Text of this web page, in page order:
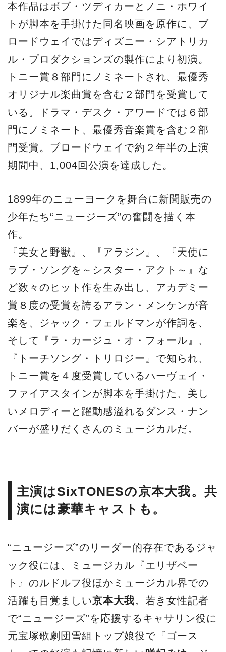
本作品はボブ・ツディカーとノニ・ホワイ
トが脚本を手掛けた同名映画を原作に、ブ
ロードウェイではディズニー・シアトリカ
ル・プロダクションズの製作により初演。
トニー賞８部門にノミネートされ、最優秀
オリジナル楽曲賞を含む２部門を受賞して
いる。ドラマ・デスク・アワードでは６部
門にノミネート、最優秀音楽賞を含む２部
門受賞。ブロードウェイで約２年半の上演
期間中、1,004回公演を達成した。
1899年のニューヨークを舞台に新聞販売の
少年たち“ニュージーズ”の奮闘を描く本
作。
『美女と野獣』、『アラジン』、『天使に
ラブ・ソングを～シスター・アクト～』な
ど数々のヒット作を生み出し、アカデミー
賞８度の受賞を誇るアラン・メンケンが音
楽を、ジャック・フェルドマンが作詞を、
そして『ラ・カージュ・オ・フォール』、
『トーチソング・トリロジー』で知られ、
トニー賞を４度受賞しているハーヴェイ・
ファイアスタインが脚本を手掛けた、美し
いメロディーと躍動感溢れるダンス・ナン
バーが盛りだくさんのミュージカルだ。
主演はSixTONESの京本大我。共
演には豪華キャストも。
“ニュージーズ”のリーダー的存在であるジャ
ック役には、ミュージカル『エリザベー
ト』のルドルフ役ほかミュージカル界での
活躍も目覚ましい京本大我。若き女性記者
で“ニュージーズ”を応援するキャサリン役に
元宝塚歌劇団雪組トップ娘役で『ゴース